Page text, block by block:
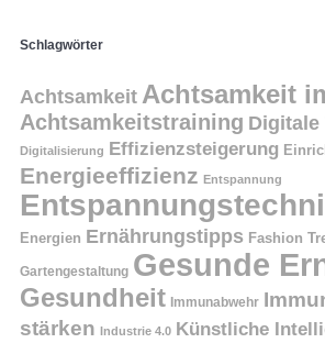
Schlagwörter
Achtsamkeit Achtsamkeit
Achtsamkeitstraining Digitale
Digitalisierung Effizienzsteigerung
Energieeffizienz Entspannung
Energien Ernährungstipps Fashion
Gartengestaltung Gesunde
Gesundheit Immunabwehr
stärken Industrie 4.0 Künstliche